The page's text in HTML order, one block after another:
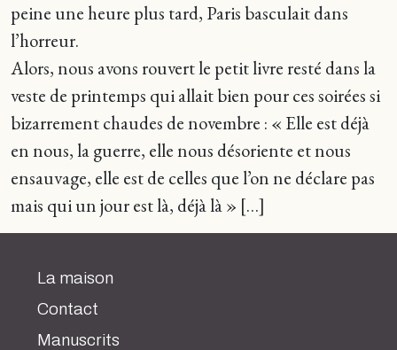
peine une heure plus tard, Paris basculait dans
l’horreur.
Alors, nous avons rouvert le petit livre resté dans la
veste de printemps qui allait bien pour ces soirées si
bizarrement chaudes de novembre : « Elle est déjà
en nous, la guerre, elle nous désoriente et nous
ensauvage, elle est de celles que l’on ne déclare pas
mais qui un jour est là, déjà là » […]
La maison
Contact
Manuscrits